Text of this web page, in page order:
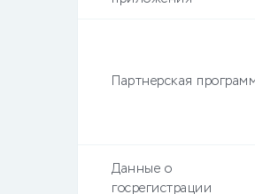
Партнерская
Данные о
госрегистрации